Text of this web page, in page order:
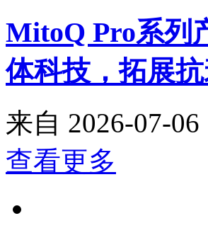
MitoQ Pro系列
体科技，拓展
来自 2026-07-06
查看更多